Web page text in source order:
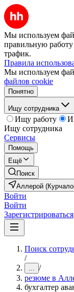
Мы используем
правильную работу
трафик.
Правила
Мы используем
файлов cookie
Понятно
Ищу сотрудника
Ищу работу
Ищу сотрудника
Сервисы
Помощь
Ещё
Поиск
Аллерой
Войти
Войти
Зарегистрироваться
Поиск
/
... /
резюме в
бухгалтер